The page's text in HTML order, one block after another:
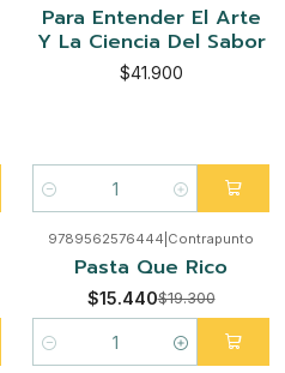
Para Entender El Arte
Y La Ciencia Del Sabor
$41.900
Cantidad
-20%
9789562576444 Contrapunto
Pasta Que Rico
$15.440$19.300
Cantidad